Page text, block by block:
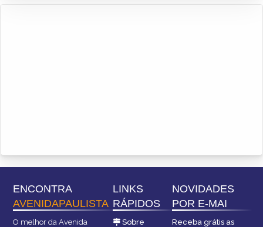
ENCONTRA
AVENIDAPAULISTA
O melhor da Avenida
LINKS
RÁPIDOS
Sobre
NOVIDADES
POR E-MAI
Receba grátis as